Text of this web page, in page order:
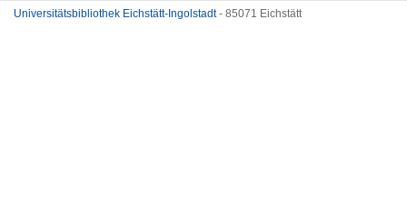
Universitätsbibliothek Eichstätt-Ingolstadt- 85071 Eichstätt